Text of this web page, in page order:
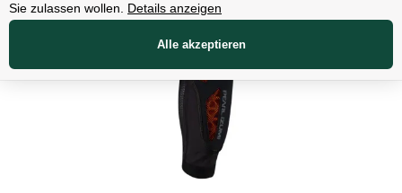
Sie zulassen wollen.
Details anzeigen
Alle akzeptieren